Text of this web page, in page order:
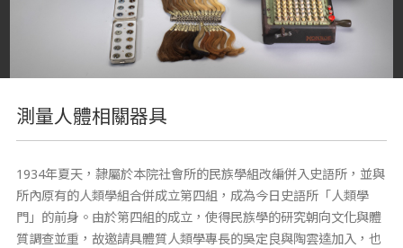
測量人體相關器具
1934年夏天，隸屬於本院社會所的民族學組改編併入史語所，並與
所內原有的人類學組合併成立第四組，成為今日史語所「人類學
門」的前身。由於第四組的成立，使得民族學的研究朝向文化與體
質調查並重，故邀請具體質人類學專長的吳定良與陶雲逵加入，也